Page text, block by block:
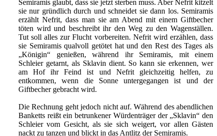
Semiramis glaubt, dass sie jetzt sterben muss. Aber Nefrit kitzelt
sie nur gründlich durch und schneidet sie dann los. Semiramis
erzählt Nefrit, dass man sie am Abend mit einem Giftbecher
töten wird und beschreibt ihr den Weg zu den Wagenställen.
Tut soll alles zur Flucht vorbereiten. Nefrit wird erzählen, dass
sie Semiramis qualvoll getötet hat und den Rest des Tages als
„Königin“ genießen, während ihr Semiramis, mit einem
Schleier getarnt, als Sklavin dient. So kann sie erkennen, wer
am Hof ihr Feind ist und Nefrit gleichzeitig helfen, zu
entkommen, wenn die Sonne untergegangen ist und der
Giftbecher gebracht wird.
Die Rechnung geht jedoch nicht auf. Während des abendlichen
Banketts reißt ein betrunkener Würdenträger der „Sklavin“ den
Schleier vom Gesicht, als sie sich weigert, vor allen Gästen
nackt zu tanzen und blickt in das Antlitz der Semiramis.